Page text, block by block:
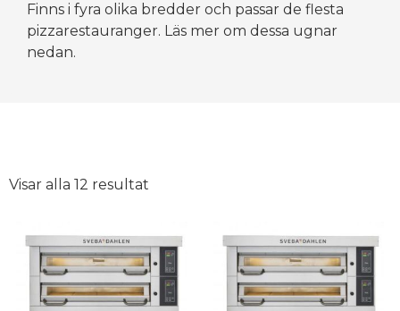
Finns i fyra olika bredder och passar de flesta
pizzarestauranger. Läs mer om dessa ugnar
nedan.
Visar alla 12 resultat